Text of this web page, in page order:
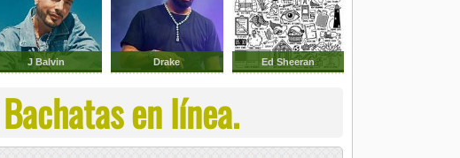
J Balvin Drake Ed Sheeran
en línea.